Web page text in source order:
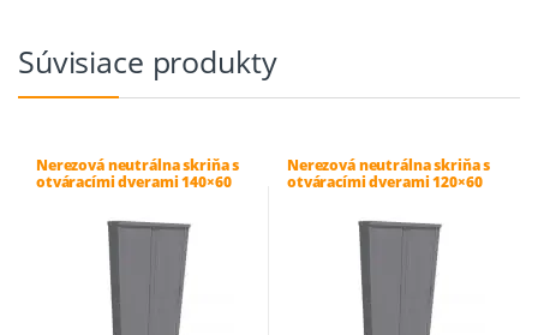
Súvisiace produkty
Nerezová neutrálna skriňa s
otváracími dverami 140×60
Nerezová neutrálna skriňa s
otváracími dverami 120×60